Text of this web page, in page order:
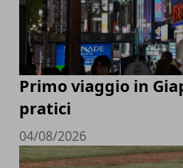
Primo viaggio in
pratici
04/08/2026